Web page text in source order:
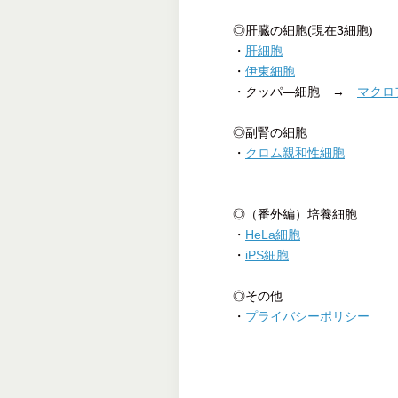
◎肝臓の細胞(現在3細胞)
・ 肝細胞
・ 伊東細胞
・クッパ―細胞 → マクロ
◎副腎の細胞
・ クロム親和性細胞
◎（番外編）培養細胞
・ HeLa細胞
・ iPS細胞
◎その他
・ プライバシーポリシー